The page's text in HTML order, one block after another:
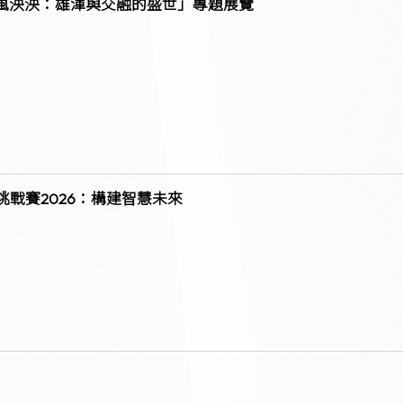
泱泱：雄渾與交融的盛世」專題展覽
戰賽2026：構建智慧未來